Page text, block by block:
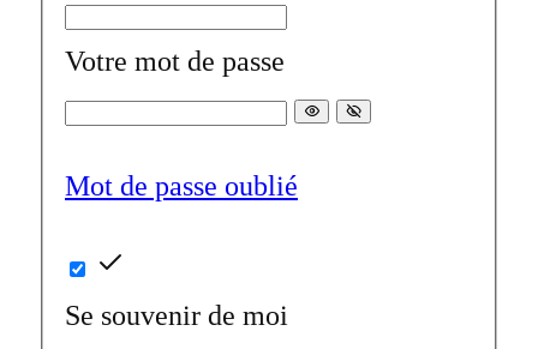
Votre mot de passe
Mot de passe oublié
Se souvenir de moi